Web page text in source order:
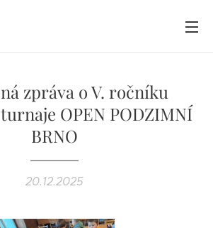
zpráva o V. ročníku
OPEN PODZIMNÍ
BRNO
20.12.2025